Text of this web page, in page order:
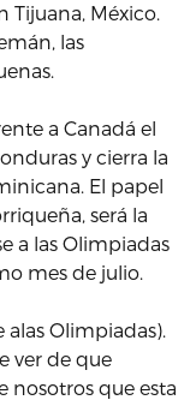
Tijuana, México.
las
a Canadá el
y cierra la
El papel
será la
a las Olimpiadas
mes de julio.
alas Olimpiadas).
ver de que
nosotros que esta